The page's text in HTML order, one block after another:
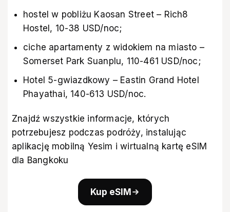
hostel w pobliżu Kaosan Street – Rich8
Hostel, 10-38 USD/noc;
ciche apartamenty z widokiem na miasto –
Somerset Park Suanplu, 110-461 USD/noc;
Hotel 5-gwiazdkowy – Eastin Grand Hotel
Phayathai, 140-613 USD/noc.
Znajdź wszystkie informacje, których
potrzebujesz podczas podróży, instalując
aplikację mobilną Yesim iwirtualną kartę eSIM
dla Bangkoku
Kup eSIM